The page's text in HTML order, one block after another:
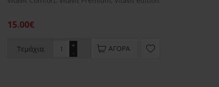
15.00€
Τεμάχια -
+ ΑΓΟΡΆ